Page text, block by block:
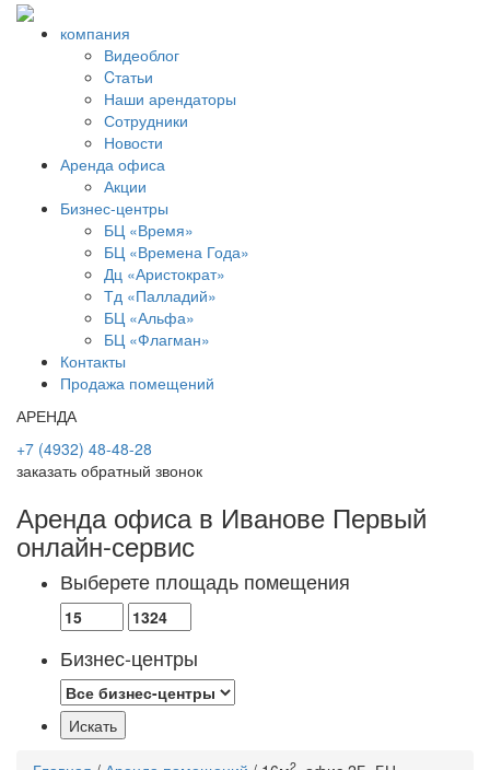
компания
Видеоблог
Cтатьи
Наши арендаторы
Сотрудники
Новости
Аренда офиса
Акции
Бизнес-центры
БЦ «Время»
БЦ «Времена Года»
Дц «Аристократ»
Тд «Палладий»
БЦ «Альфа»
БЦ «Флагман»
Контакты
Продажа помещений
АРЕНДА
+7 (4932) 48-48-28
заказать обратный звонок
Аренда офиса в Иванове Первый
онлайн-сервис
Выберете площадь помещения
Бизнес-центры
2